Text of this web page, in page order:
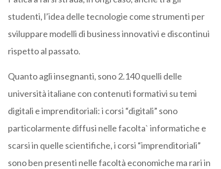
studenti, l’idea delle tecnologie come strumenti per
sviluppare modelli di business innovativi e discontinui
rispetto al passato.
Quanto agli insegnanti, sono 2.140 quelli delle
università italiane con contenuti formativi su temi
digitali e imprenditoriali: i corsi “digitali” sono
particolarmente diffusi nelle facolta` informatiche e
scarsi in quelle scientifiche, i corsi “imprenditoriali”
sono ben presenti nelle facoltà economiche ma rari in